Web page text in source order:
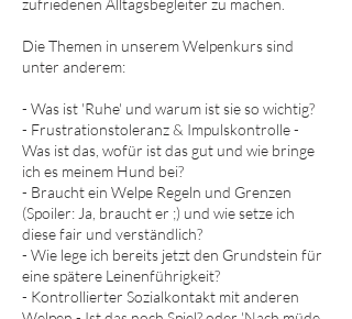
Die Themen in unserem Welpenkurs sind
unter anderem:
- Was ist 'Ruhe' und warum ist sie so wichtig?
- Frustrationstoleranz & Impulskontrolle -
Was ist das, wofür ist das gut und wie bringe
ich es meinem Hund bei?
- Braucht ein Welpe Regeln und Grenzen
(Spoiler: Ja, braucht er ;) und wie setze ich
diese fair und verständlich?
- Wie lege ich bereits jetzt den Grundstein für
eine spätere Leinenführigkeit?
- Kontrollierter Sozialkontakt mit anderen